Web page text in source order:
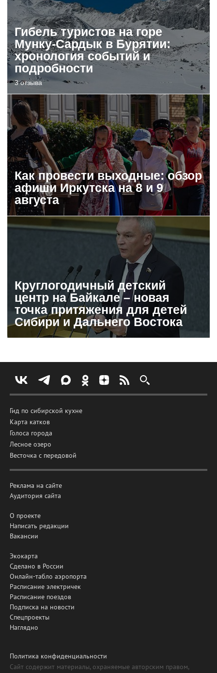
Гибель туристов на горе
Мунку-Сардык в Бурятии:
хронология событий и
подробности
3 отзыва
Как провести выходные: обзор
афиши Иркутска на 8 и 9
августа
Круглогодичный детский
центр на Байкале – новая
точка притяжения для детей
Сибири и Дальнего Востока
Гид по сибирской кухне
Карта катков
Голоса города
Лесное озеро
Весточка с передовой
Реклама на сайте
Аудитория сайта
О проекте
Написать редакции
Вакансии
Экокарта
Сделано в России
Онлайн-табло аэропорта
Расписание электричек
Расписание поездов
Подписка на новости
Спецпроекты
Наглядно
Политика конфиденциальности
Сайт содержит материалы, охраняемые авторским правом,